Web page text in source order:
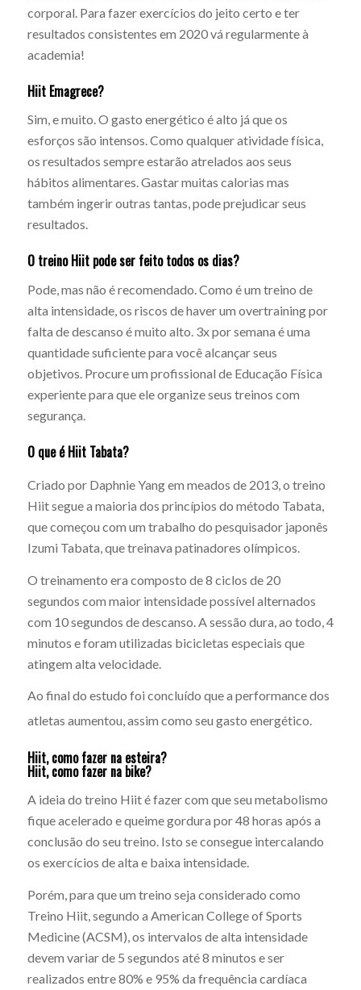
corporal. Para fazer exercícios do jeito certo e ter
resultados consistentes em 2020 vá regularmente à
academia!
Hiit Emagrece?
Sim, e muito. O gasto energético é alto já que os
esforços são intensos. Como qualquer atividade física,
os resultados sempre estarão atrelados aos seus
hábitos alimentares. Gastar muitas calorias mas
também ingerir outras tantas, pode prejudicar seus
resultados.
O treino Hiit pode ser feito todos os dias?
Pode, mas não é recomendado. Como é um treino de
alta intensidade, os riscos de haver um overtraining por
falta de descanso é muito alto. 3x por semana é uma
quantidade suficiente para você alcançar seus
objetivos. Procure um profissional de Educação Física
experiente para que ele organize seus treinos com
segurança.
O que é Hiit Tabata?
Criado por Daphnie Yang em meados de 2013, o treino
Hiit segue a maioria dos princípios do método Tabata,
que começou com um trabalho do pesquisador japonês
Izumi Tabata, que treinava patinadores olímpicos.
O treinamento era composto de 8 ciclos de 20
segundos com maior intensidade possível alternados
com 10 segundos de descanso. A sessão dura, ao todo, 4
minutos e foram utilizadas bicicletas especiais que
atingem alta velocidade.
Ao final do estudo foi concluído que a performance dos
atletas aumentou, assim como seu gasto energético.
Hiit, como fazer na esteira?
Hiit, como fazer na bike?
A ideia do treino Hiit é fazer com que seu metabolismo
fique acelerado e queime gordura por 48 horas após a
conclusão do seu treino. Isto se consegue intercalando
os exercícios de alta e baixa intensidade.
Porém, para que um treino seja considerado como
Treino Hiit, segundo a American College of Sports
Medicine (ACSM), os intervalos de alta intensidade
devem variar de 5 segundos até 8 minutos e ser
realizados entre 80% e 95% da frequência cardíaca